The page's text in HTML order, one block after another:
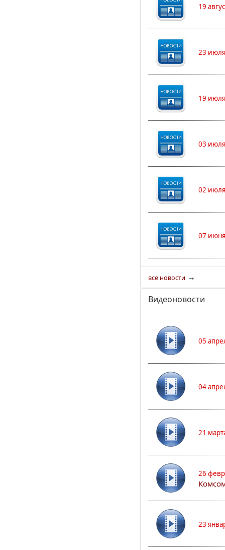
19
23
19
03
02
07
все новости →
Видеоновости
05
04
21
26
23